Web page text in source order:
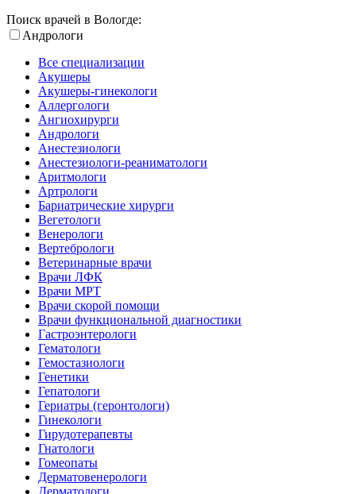
Поиск врачей в Вологде:
Андрологи
Все специализации
Акушеры
Акушеры-гинекологи
Аллергологи
Ангиохирурги
Андрологи
Анестезиологи
Анестезиологи-реаниматологи
Аритмологи
Артрологи
Бариатрические хирурги
Вегетологи
Венерологи
Вертебрологи
Ветеринарные врачи
Врачи ЛФК
Врачи МРТ
Врачи скорой помощи
Врачи функциональной диагностики
Гастроэнтерологи
Гематологи
Гемостазиологи
Генетики
Гепатологи
Гериатры (геронтологи)
Гинекологи
Гирудотерапевты
Гнатологи
Гомеопаты
Дерматовенерологи
Дерматологи